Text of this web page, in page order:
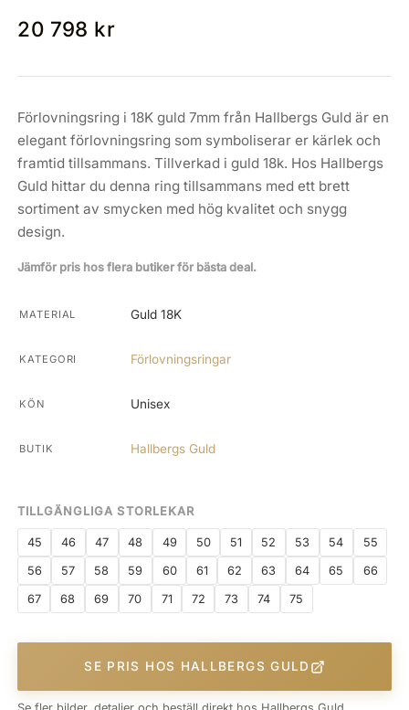
20 798 kr
Förlovningsring i 18K guld 7mm från Hallbergs Guld är en
elegant förlovningsring som symboliserar er kärlek och
framtid tillsammans. Tillverkad i guld 18k. Hos Hallbergs
Guld hittar du denna ring tillsammans med ett brett
sortiment av smycken med hög kvalitet och snygg
design.
Jämför pris hos flera butiker för bästa deal.
MATERIAL Guld 18K
KATEGORI Förlovningsringar
KÖN Unisex
BUTIK Hallbergs Guld
TILLGÄNGLIGA STORLEKAR
45 46 47 48 49 50 51 52 53 54 55
56 57 58 59 60 61 62 63 64 65 66
67 68 69 70 71 72 73 74 75
SE PRIS HOS HALLBERGS GULD